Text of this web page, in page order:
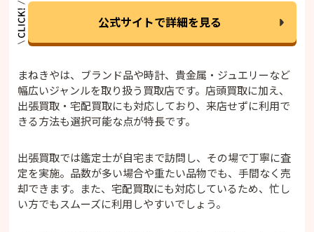
公式サイトで詳細を見る
まねきやは、ブランド品や時計、貴金属・ジュエリーなど
幅広いジャンルを取り扱う買取店です。店頭買取に加え、
出張買取・宅配買取にも対応しており、来店せずに利用で
きる方法も選択可能な点が特長です。
出張買取では鑑定士が自宅まで訪問し、その場で丁寧に査
定を実施。品数が多い場合や重たい品物でも、手間なく売
却できます。また、宅配買取にも対応しているため、忙し
い方でもスムーズに利用しやすいでしょう。